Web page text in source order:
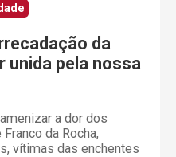
da
unida pela nossa
a dor dos
da Rocha,
vítimas das enchentes